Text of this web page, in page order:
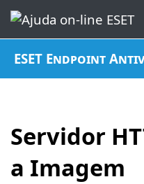
ESET Endpoint
Servidor
a Imagem